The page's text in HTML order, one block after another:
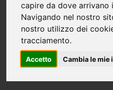
capire da dove arrivano
Navigando nel nostro
nostro utilizzo dei
tracciamento.
Accetto Cambia le mie